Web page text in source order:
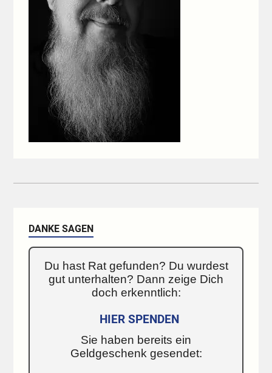
DANKE SAGEN
Du hast Rat gefunden? Du wurdest
gut unterhalten? Dann zeige Dich
doch erkenntlich:
HIER SPENDEN
Sie haben bereits ein
Geldgeschenk gesendet: